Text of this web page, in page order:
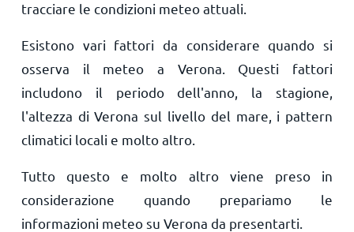
tracciare le condizioni meteo attuali.
Esistono vari fattori da considerare quando si
osserva il meteo a Verona. Questi fattori
includono il periodo dell'anno, la stagione,
l'altezza di Verona sul livello del mare, i pattern
climatici locali e molto altro.
Tutto questo e molto altro viene preso in
considerazione quando prepariamo le
informazioni meteo su Verona da presentarti.